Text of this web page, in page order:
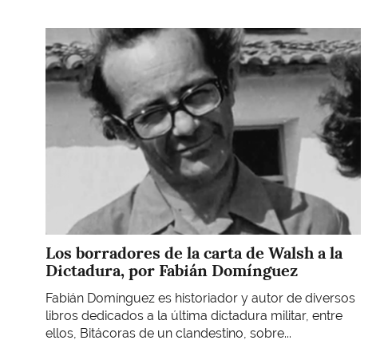
Los borradores de la carta de Walsh a la
Dictadura, por Fabián Domínguez
Fabián Domínguez es historiador y autor de diversos
libros dedicados a la última dictadura militar, entre
ellos, Bitácoras de un clandestino, sobre...